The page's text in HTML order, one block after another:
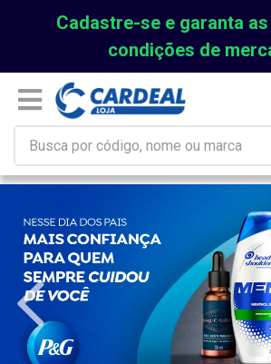
Cadastre-se e garanta
condições de